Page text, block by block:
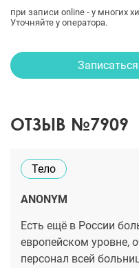
при записи online - у многих
Уточняйте у оператора.
ОТЗЫВ №7909
Тело
ANONYM
Есть ещё в России
европейском уровне,
персонал всей